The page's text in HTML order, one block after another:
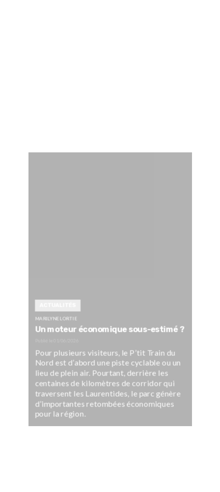
MARILYNE LORTIE
Un moteur économique sous-estimé ?
Pour plusieurs visiteurs, le P’tit Train du
Nord est d’abord une piste cyclable ou un
lieu de plein air. Pourtant, derrière les
centaines de kilomètres de corridor qui
traversent les Laurentides, le parc génère
d’importantes retombées économiques
pour la région.